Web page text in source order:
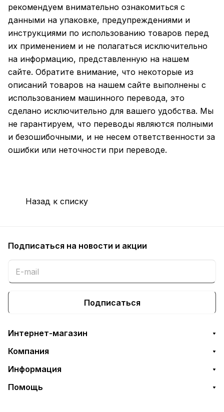
рекомендуем внимательно ознакомиться с
данными на упаковке, предупреждениями и
инструкциями по использованию товаров перед
их применением и не полагаться исключительно
на информацию, представленную на нашем
сайте. Обратите внимание, что некоторые из
описаний товаров на нашем сайте выполнены с
использованием машинного перевода, это
сделано исключительно для вашего удобства. Мы
не гарантируем, что переводы являются полными
и безошибочными, и не несем ответственности за
ошибки или неточности при переводе.
Назад к списку
Подписаться на новости и акции
Подписаться
Интернет-магазин
Компания
Информация
Помощь